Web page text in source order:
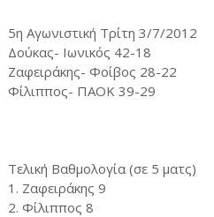
5η Αγωνιστική Τρίτη 3/7/2012
Δούκας- Ιωνικός 42-18
Ζαφειράκης- Φοίβος 28-22
Φίλιππος- ΠΑΟΚ 39-29
Τελική Βαθμολογία (σε 5 ματς)
1. Ζαφειράκης 9
2. Φίλιππος 8